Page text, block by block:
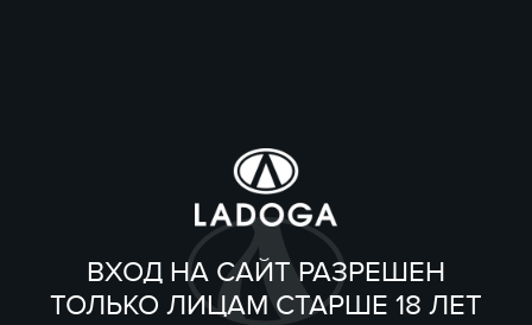
ВХОД НА САЙТ РАЗРЕШЕН
ТОЛЬКО ЛИЦАМ СТАРШЕ 18 ЛЕТ